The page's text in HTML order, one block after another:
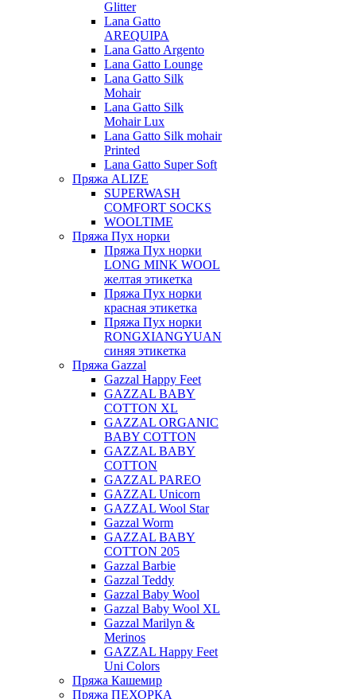
Glitter
Lana Gatto
AREQUIPA
Lana Gatto Argento
Lana Gatto Lounge
Lana Gatto Silk
Mohair
Lana Gatto Silk
Mohair Lux
Lana Gatto Silk mohair
Printed
Lana Gatto Super Soft
Пряжа ALIZE
SUPERWASH
COMFORT SOCKS
WOOLTIME
Пряжа Пух норки
Пряжа Пух норки
LONG MINK WOOL
желтая этикетка
Пряжа Пух норки
красная этикетка
Пряжа Пух норки
RONGXIANGYUAN
синяя этикетка
Пряжа Gazzal
Gazzal Happy Feet
GAZZAL BABY
COTTON XL
GAZZAL ORGANIC
BABY COTTON
GAZZAL BABY
COTTON
GAZZAL PAREO
GAZZAL Unicorn
GAZZAL Wool Star
Gazzal Worm
GAZZAL BABY
COTTON 205
Gazzal Barbie
Gazzal Teddy
Gazzal Baby Wool
Gazzal Baby Wool XL
Gazzal Marilyn &
Merinos
GAZZAL Happy Feet
Uni Colors
Пряжа Кашемир
Пряжа ПЕХОРКА